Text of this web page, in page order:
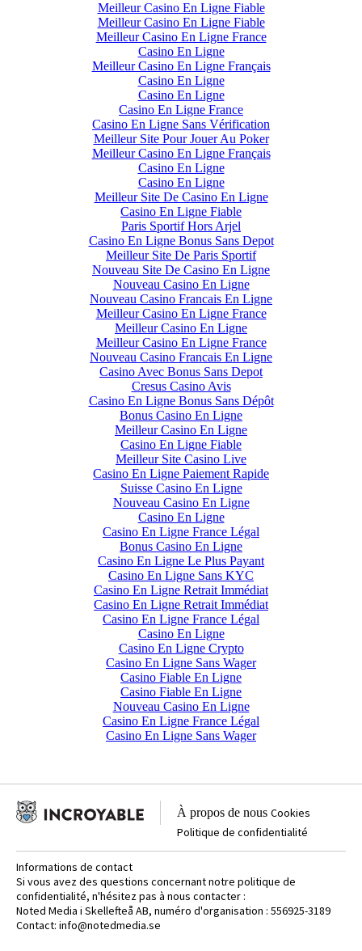
Meilleur Casino En Ligne Fiable
Meilleur Casino En Ligne Fiable
Meilleur Casino En Ligne France
Casino En Ligne
Meilleur Casino En Ligne Français
Casino En Ligne
Casino En Ligne
Casino En Ligne France
Casino En Ligne Sans Vérification
Meilleur Site Pour Jouer Au Poker
Meilleur Casino En Ligne Français
Casino En Ligne
Casino En Ligne
Meilleur Site De Casino En Ligne
Casino En Ligne Fiable
Paris Sportif Hors Arjel
Casino En Ligne Bonus Sans Depot
Meilleur Site De Paris Sportif
Nouveau Site De Casino En Ligne
Nouveau Casino En Ligne
Nouveau Casino Francais En Ligne
Meilleur Casino En Ligne France
Meilleur Casino En Ligne
Meilleur Casino En Ligne France
Nouveau Casino Francais En Ligne
Casino Avec Bonus Sans Depot
Cresus Casino Avis
Casino En Ligne Bonus Sans Dépôt
Bonus Casino En Ligne
Meilleur Casino En Ligne
Casino En Ligne Fiable
Meilleur Site Casino Live
Casino En Ligne Paiement Rapide
Suisse Casino En Ligne
Nouveau Casino En Ligne
Casino En Ligne
Casino En Ligne France Légal
Bonus Casino En Ligne
Casino En Ligne Le Plus Payant
Casino En Ligne Sans KYC
Casino En Ligne Retrait Immédiat
Casino En Ligne Retrait Immédiat
Casino En Ligne France Légal
Casino En Ligne
Casino En Ligne Crypto
Casino En Ligne Sans Wager
Casino Fiable En Ligne
Casino Fiable En Ligne
Nouveau Casino En Ligne
Casino En Ligne France Légal
Casino En Ligne Sans Wager
À propos de nous Cookies
Politique de confidentialité
Informations de contact
Si vous avez des questions concernant notre politique de
confidentialité, n'hésitez pas à nous contacter :
Noted Media i Skellefteå AB, numéro d'organisation : 556925-3189
Contact: info@notedmedia.se